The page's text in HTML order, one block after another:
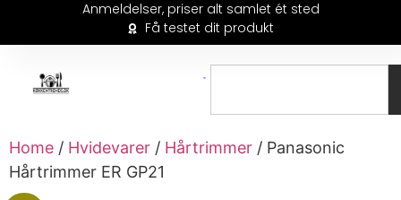
Anmeldelser, priser alt samlet ét sted
Få testet dit produkt
Home / Hvidevarer / Hårtrimmer / Panasonic
Hårtrimmer ER GP21